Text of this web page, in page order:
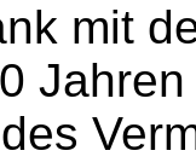
mit